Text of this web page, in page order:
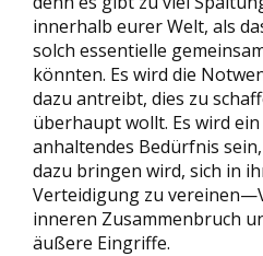
innerhalb eurer Welt, als
solch essentielle
könnten. Es wird die
dazu antreibt, dies zu
überhaupt wollt. Es wird
anhaltendes Bedürfnis
dazu bringen wird, sich in
Verteidigung zu
inneren Zusammenbruch
äußere Eingriffe.